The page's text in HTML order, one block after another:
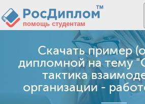
Скачать пример
дипломной на тему
тактика
организации -